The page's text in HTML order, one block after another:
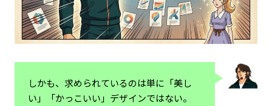
しかも、求められているのは単に「美し
い」「かっこいい」デザインではない。